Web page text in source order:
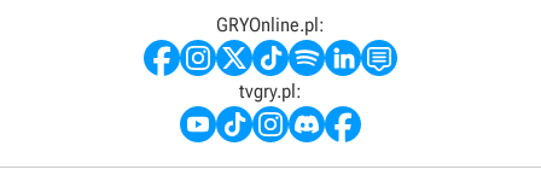
GRYOnline.pl:
tvgry.pl: